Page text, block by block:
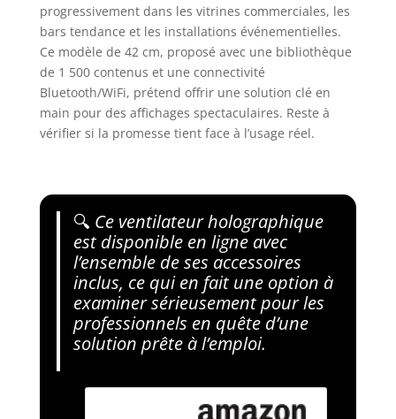
progressivement dans les vitrines commerciales, les
bars tendance et les installations événementielles.
Ce modèle de 42 cm, proposé avec une bibliothèque
de 1 500 contenus et une connectivité
Bluetooth/WiFi, prétend offrir une solution clé en
main pour des affichages spectaculaires. Reste à
vérifier si la promesse tient face à l’usage réel.
🔍 Ce ventilateur holographique
est disponible en ligne avec
l’ensemble de ses accessoires
inclus, ce qui en fait une option à
examiner sérieusement pour les
professionnels en quête d’une
solution prête à l’emploi.